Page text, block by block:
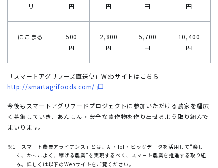
リ
円
円
円
円
にこまる
500
円
2,800
円
5,700
円
10,400
円
「スマートアグリフーズ直送便」Webサイトはこちら
http://smartagrifoods.com/
今後もスマートアグリフードプロジェクトに参加いただける農家を幅広
く募集していき、あんしん・安全な農作物を作り出せるよう取り組んで
まいります。
※1
「スマート農業アライアンス」とは、AI・IoT・ビッグデータを活用して“楽し
く、かっこよく、稼げる農業”を実現するべく、スマート農業を推進する取り組
み。詳しくは以下のWebサイトをご覧ください。